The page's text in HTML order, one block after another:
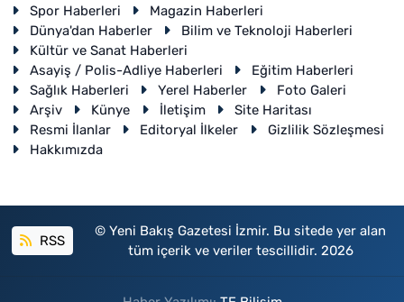
Spor Haberleri
Magazin Haberleri
Dünya'dan Haberler
Bilim ve Teknoloji Haberleri
Kültür ve Sanat Haberleri
Asayiş / Polis-Adliye Haberleri
Eğitim Haberleri
Sağlık Haberleri
Yerel Haberler
Foto Galeri
Arşiv
Künye İletişim
Site Haritası
Resmi İlanlar
Editoryal İlkeler
Gizlilik Sözleşmesi
Hakkımızda
RSS
© Yeni Bakış Gazetesi İzmir. Bu sitede yer alan
tüm içerik ve veriler tescillidir. 2026